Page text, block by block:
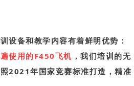
设备和教学内容有着鲜明优势：
使用的F450飞机 ，我们培训的无
2021年国家竞赛标准打造，精准